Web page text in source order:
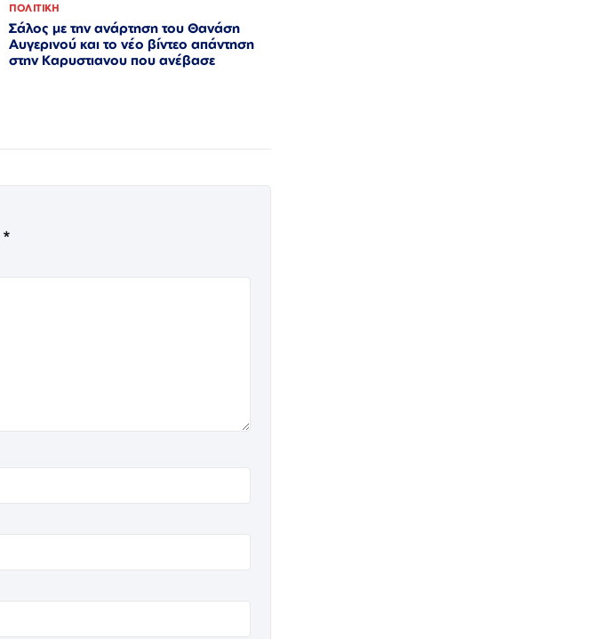
ΠΟΛΙΤΙΚΗ
Σάλος με την ανάρτηση του Θανάση
Αυγερινού και το νέο βίντεο απάντηση
στην Καρυστιανου που ανέβασε
*